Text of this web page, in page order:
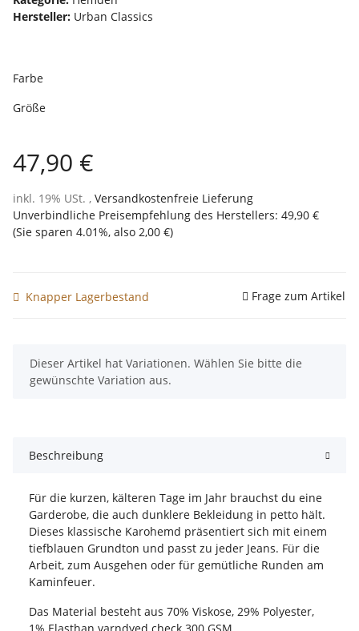
Hersteller: Urban Classics
Farbe
Größe
47,90 €
inkl. 19% USt. , Versandkostenfreie Lieferung
Unverbindliche Preisempfehlung des Herstellers: 49,90 €
(Sie sparen 4.01%, also 2,00 €)
Knapper Lagerbestand Frage zum Artikel
x
Dieser Artikel hat Variationen. Wählen Sie bitte die
gewünschte Variation aus.
Beschreibung
Für die kurzen, kälteren Tage im Jahr brauchst du eine
Garderobe, die auch dunklere Bekleidung in petto hält.
Dieses klassische Karohemd präsentiert sich mit einem
tiefblauen Grundton und passt zu jeder Jeans. Für die
Arbeit, zum Ausgehen oder für gemütliche Runden am
Kaminfeuer.
Das Material besteht aus 70% Viskose, 29% Polyester,